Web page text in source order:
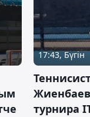
17:43, Бүгін
турнира